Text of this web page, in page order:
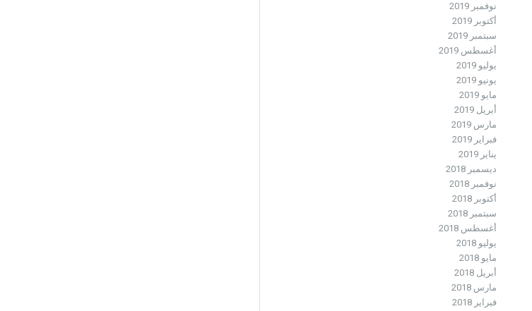
نوفمبر 2019
أكتوبر 2019
سبتمبر 2019
أغسطس 2019
يوليو 2019
يونيو 2019
مايو 2019
أبريل 2019
مارس 2019
فبراير 2019
يناير 2019
ديسمبر 2018
نوفمبر 2018
أكتوبر 2018
سبتمبر 2018
أغسطس 2018
يوليو 2018
مايو 2018
أبريل 2018
مارس 2018
فبراير 2018